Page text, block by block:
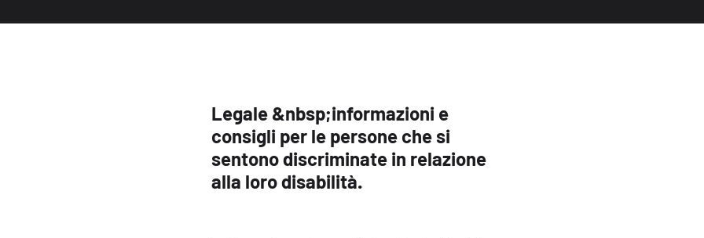
Legale &nbsp;informazioni e
consigli per le persone che si
sentono discriminate in relazione
alla loro disabilità.